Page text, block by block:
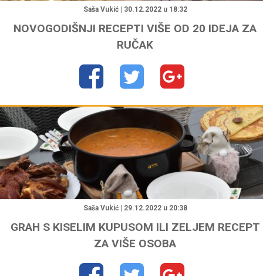
Saša Vukić | 30.12.2022 u 18:32
NOVOGODIŠNJI RECEPTI VIŠE OD 20 IDEJA ZA
RUČAK
"
Saša Vukić | 29.12.2022 u 20:38
GRAH S KISELIM KUPUSOM ILI ZELJEM RECEPT
ZA VIŠE OSOBA